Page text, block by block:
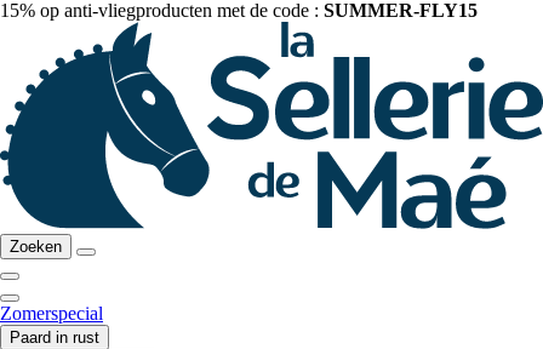
15% op anti-vliegproducten met de code : SUMMER-FLY15
Zoeken
Zomerspecial
Paard in rust